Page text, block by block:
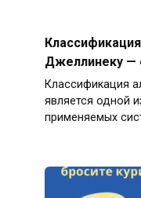
Джеллинеку —
Классификация
является одной
применяемых